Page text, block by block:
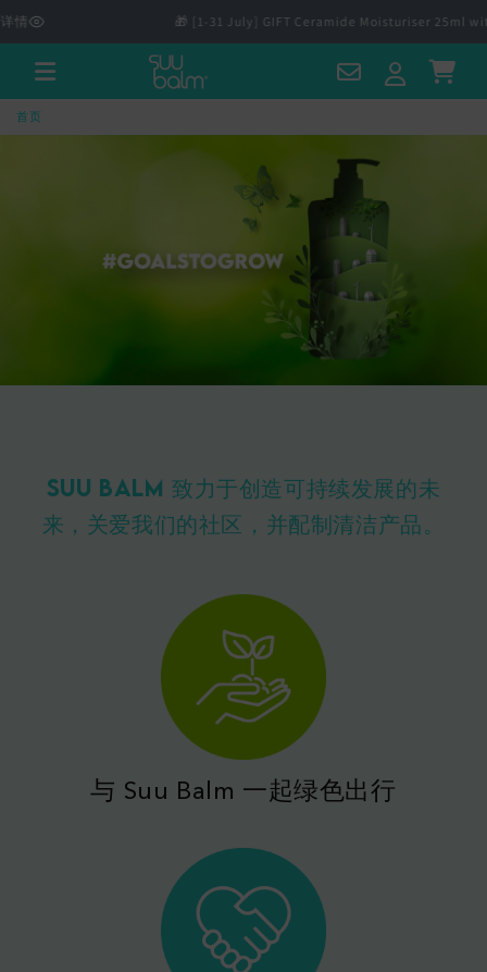
跳至内
容
🎁 [1-31 July] GIFT Ceramide Moisturiser 25ml
Us
Log
in
Cart
首页
Suu Balm 致力于创造可持续发展的未
来，关爱我们的社区，并配制清洁产品。
与 Suu Balm 一起绿色出行